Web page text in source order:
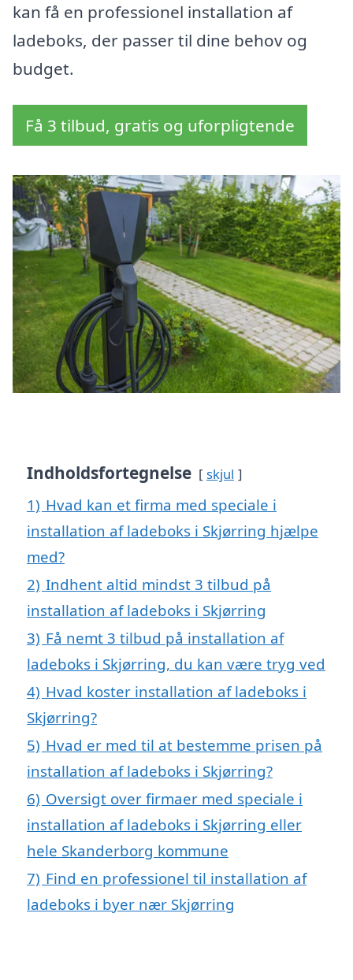
kan få en professionel installation af
ladeboks, der passer til dine behov og
budget.
Få 3 tilbud, gratis og uforpligtende
Indholdsfortegnelse skjul
1) Hvad kan et firma med speciale i
installation af ladeboks i Skjørring hjælpe
med?
2) Indhent altid mindst 3 tilbud på
installation af ladeboks i Skjørring
3) Få nemt 3 tilbud på installation af
ladeboks i Skjørring, du kan være tryg ved
4) Hvad koster installation af ladeboks i
Skjørring?
5) Hvad er med til at bestemme prisen på
installation af ladeboks i Skjørring?
6) Oversigt over firmaer med speciale i
installation af ladeboks i Skjørring eller
hele Skanderborg kommune
7) Find en professionel til installation af
ladeboks i byer nær Skjørring